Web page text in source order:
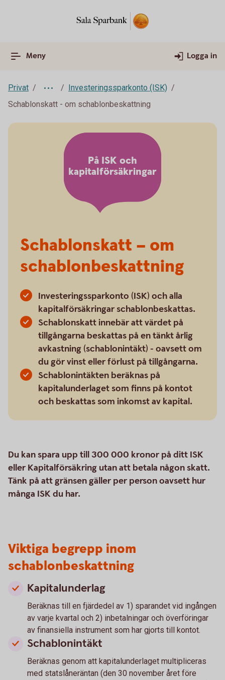
Meny Logga in
Privat
Investeringssparkonto (ISK)
Schablonskatt - om schablonbeskattning
Schablonskatt – om
schablonbeskattning
Investeringssparkonto (ISK) och alla
kapitalförsäkringar schablonbeskattas.
Schablonskatt innebär att värdet på
tillgångarna beskattas på en tänkt årlig
avkastning (schablonintäkt) - oavsett om
du gör vinst eller förlust på tillgångarna.
Schablonintäkten beräknas på
kapitalunderlaget som finns på kontot
och beskattas som inkomst av kapital.
På ISK och
kapitalförsäkringar
Du kan spara upp till 300 000 kronor på ditt ISK
eller Kapitalförsäkring utan att betala någon skatt.
Tänk på att gränsen gäller per person oavsett hur
många ISK du har.
Viktiga begrepp inom
schablonbeskattning
Kapitalunderlag
Beräknas till en fjärdedel av 1) sparandet vid ingången
av varje kvartal och 2) inbetalningar och överföringar
av finansiella instrument som har gjorts till kontot.
Schablonintäkt
Beräknas genom att kapitalunderlaget multipliceras
med statslåneräntan (den 30 november året före